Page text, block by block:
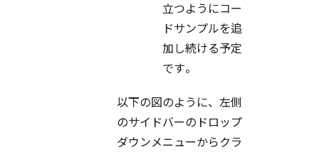
立つようにコー
ドサンプルを追
加し続ける予定
です。
以下の図のように、左側
のサイドバーのドロップ
ダウンメニューからクラ